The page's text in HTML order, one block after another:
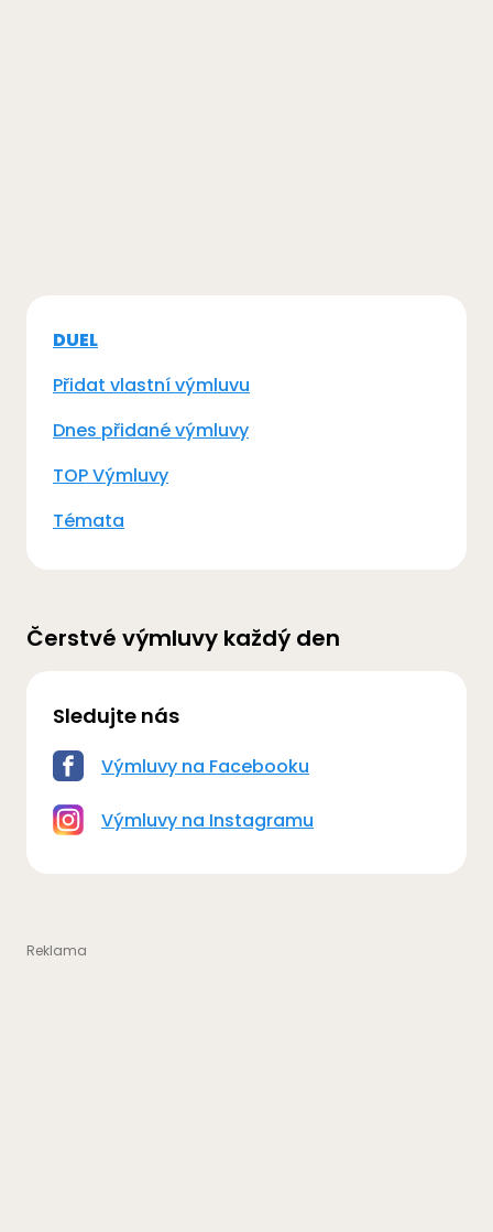
DUEL
Přidat vlastní výmluvu
Dnes přidané výmluvy
TOP Výmluvy
Témata
Čerstvé výmluvy každý den
Sledujte nás
Výmluvy na Facebooku
Výmluvy na Instagramu